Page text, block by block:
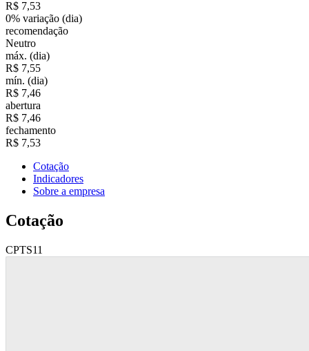
R$ 7,53
0% variação (dia)
recomendação
Neutro
máx. (dia)
R$ 7,55
mín. (dia)
R$ 7,46
abertura
R$ 7,46
fechamento
R$ 7,53
Cotação
Indicadores
Sobre a empresa
Cotação
CPTS11